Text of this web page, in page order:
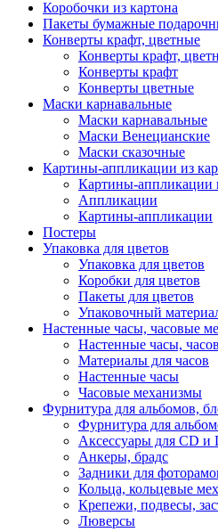
Коробочки из картона
Пакеты бумажные
Конверты крафт, цветные
Конверты крафт,
Конверты крафт
Конверты цветные
Маски карнавальные
Маски карнавальные
Маски Венецианские
Маски сказочные
Картины-аппликации из
Картины-аппликации
Аппликации
Картины-аппликации
Постеры
Упаковка для цветов
Упаковка для цветов
Коробки для цветов
Пакеты для цветов
Упаковочный
Настенные часы, часовые
Настенные часы,
Материалы для часов
Настенные часы
Часовые механизмы
Фурнитура для альбомов,
Фурнитура для
Аксессуары для CD и
Анкеры, брадс
Задники для
Кольца, кольцевые
Крепежи, подвесы,
Люверсы